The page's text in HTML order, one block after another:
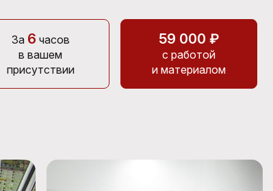
За 6 часов
в вашем
присутствии
59 000 ₽
с работой
и материалом